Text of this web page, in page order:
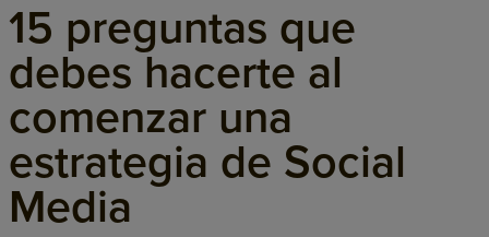
15 preguntas que
debes hacerte al
comenzar una
estrategia de Social
Media